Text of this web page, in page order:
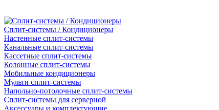
Сплит-системы / Кондиционеры
Настенные сплит-системы
Канальные сплит-системы
Кассетные сплит-системы
Колонные сплит-системы
Мобильные кондиционеры
Мульти сплит-системы
Напольно-потолочные сплит-системы
Сплит-системы для серверной